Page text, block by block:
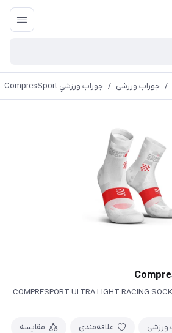
/ جوراب ورزشی / جوراب ورزشي CompresSport
COMPRESPORT ULTRA LIGHT RACING
ورزشی علاقه‌مندی مقایسه